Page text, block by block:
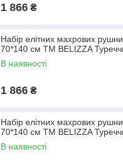
1 866 ₴
Набір елітних махрових
70*140 см TM BELIZZA
В наявності
1 866 ₴
Набір елітних махрових
70*140 см TM BELIZZA
В наявності